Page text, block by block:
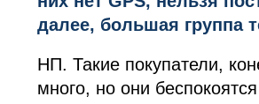
далее, большая группа
НП. Такие покупатели,
много, но они